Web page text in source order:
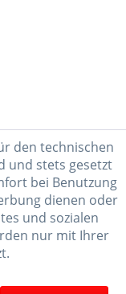
den technischen
und stets gesetzt
bei Benutzung
dienen oder
und sozialen
nur mit Ihrer